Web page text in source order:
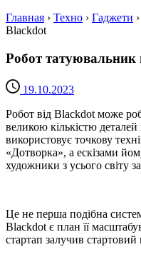
Главная › Техно › Гаджети ›
Blackdot
Робот татуювальник
19.10.2023
Робот від Blackdot може
великою кількістю
використовує точкову
«Дотворка», а ескізами
художники з усього світу
Це не перша подібна
Blackdot є план її
стартап залучив стартовий